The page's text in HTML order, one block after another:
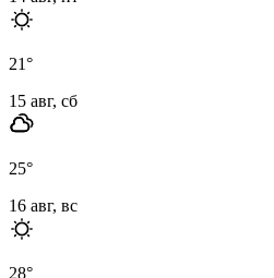
21°
15 авг, сб
25°
16 авг, вс
28°